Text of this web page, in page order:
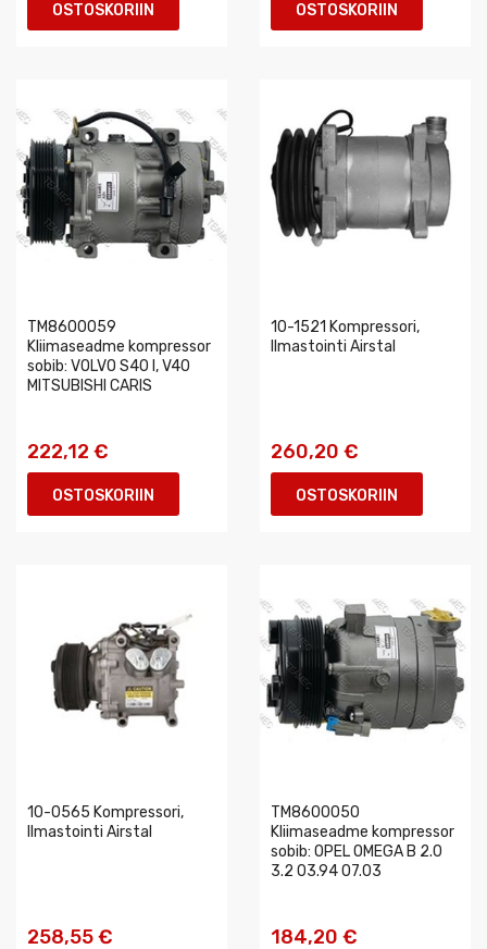
OSTOSKORIIN OSTOSKORIIN
TM8600059
Kliimaseadme kompressor
sobib: VOLVO S40 I, V40
MITSUBISHI CARIS
222,12 €
OSTOSKORIIN
10-1521 Kompressori,
Ilmastointi Airstal
260,20 €
OSTOSKORIIN
10-0565 Kompressori,
Ilmastointi Airstal
258,55 €
TM8600050
Kliimaseadme kompressor
sobib: OPEL OMEGA B 2.0
3.2 03.94 07.03
184,20 €